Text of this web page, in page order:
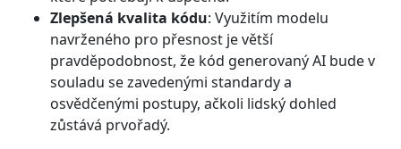
Zlepšená kvalita kódu: Využitím modelu
navrženého pro přesnost je větší
pravděpodobnost, že kód generovaný AI bude v
souladu se zavedenými standardy a
osvědčenými postupy, ačkoli lidský dohled
zůstává prvořadý.